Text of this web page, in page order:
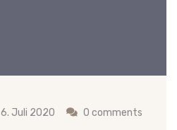
6. Juli 2020 0 comments